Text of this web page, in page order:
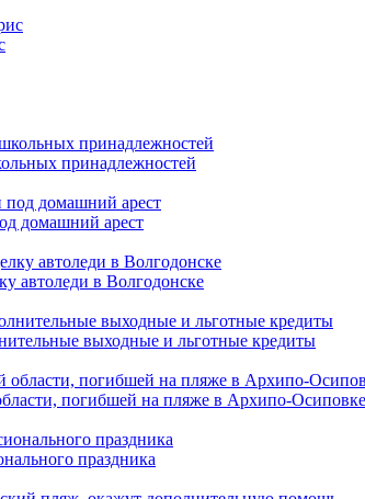
принадлежностей
домашний арест
автоледи в Волгодонске
выходные и льготные кредиты
погибшей на пляже в Архипо-Осиповке
праздника